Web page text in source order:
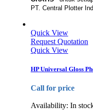
PT. Central Plotter
Quick View
Request Quotation
Quick View
HP Universal Gloss
Call for price
Availability: In